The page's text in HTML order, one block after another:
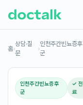
홈›
상담·질
문
›
인천주간빈뇨증후
군
인천주간빈뇨증후
군
✓ 전
료